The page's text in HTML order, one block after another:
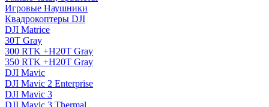
Игровые Наушники
Квадрокоптеры DJI
DJI Matrice
30T Gray
300 RTK +H20T Gray
350 RTK +H20T Gray
DJI Mavic
DJI Mavic 2 Enterprise
DJI Mavic 3
DJI Mavic 3 Thermal